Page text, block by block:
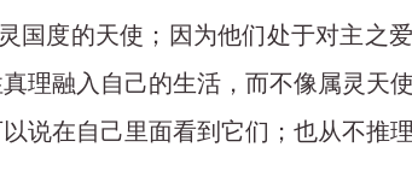
国度的天使；因为他们处于对主之
理融入自己的生活，而不像属灵天
说在自己里面看到它们；也从不推